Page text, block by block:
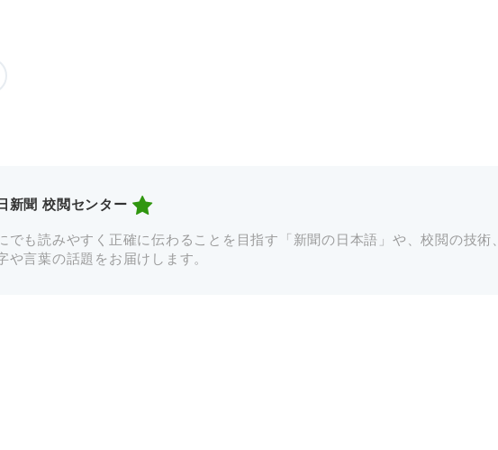
新聞 校閲センター
でも読みやすく正確に伝わることを目指す「新聞の日本語」や、校閲の技術、
や言葉の話題をお届けします。